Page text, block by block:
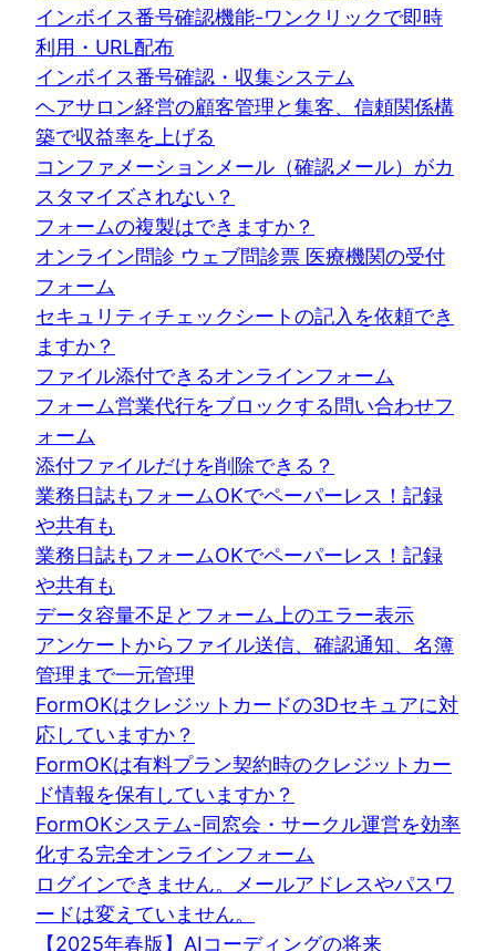
インボイス番号確認機能-ワンクリックで即時
利用・URL配布
インボイス番号確認・収集システム
ヘアサロン経営の顧客管理と集客、信頼関係構
築で収益率を上げる
コンファメーションメール（確認メール）がカ
スタマイズされない？
フォームの複製はできますか？
オンライン問診 ウェブ問診票 医療機関の受付
フォーム
セキュリティチェックシートの記入を依頼でき
ますか？
ファイル添付できるオンラインフォーム
フォーム営業代行をブロックする問い合わせフ
ォーム
添付ファイルだけを削除できる？
業務日誌もフォームOKでペーパーレス！記録
や共有も
業務日誌もフォームOKでペーパーレス！記録
や共有も
データ容量不足とフォーム上のエラー表示
アンケートからファイル送信、確認通知、名簿
管理まで一元管理
FormOKはクレジットカードの3Dセキュアに対
応していますか？
FormOKは有料プラン契約時のクレジットカー
ド情報を保有していますか？
FormOKシステム-同窓会・サークル運営を効率
化する完全オンラインフォーム
ログインできません。メールアドレスやパスワ
ードは変えていません。
【2025年春版】AIコーディングの将来